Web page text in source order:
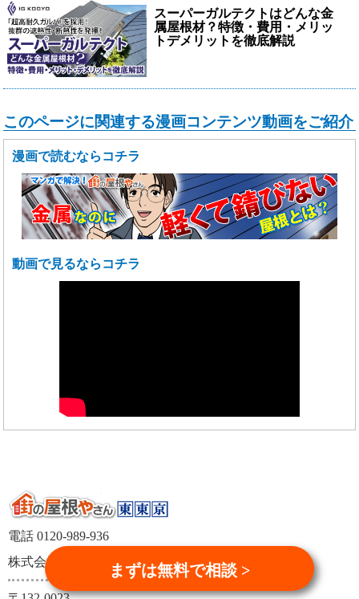
スーパーガルテクトはどんな金
属屋根材？特徴・費用・メリッ
トデメリットを徹底解説
このページに関連する漫画コンテンツ動画をご紹介
漫画で読むならコチラ
動画で見るならコチラ
電話 0120-989-936
株式会社シェアテックまずは無料で相談 >